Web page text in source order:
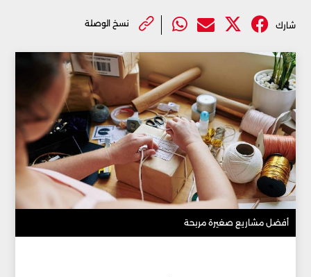
شارك نسخ الوصلة
أفضل مشاريع صغيرة مربحة